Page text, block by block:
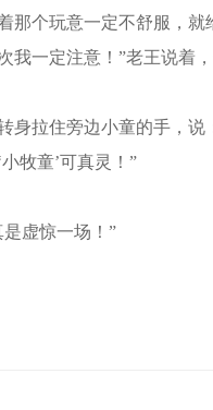
那个玩意一定不舒服，
我一定注意！”老王说着，
拉住旁边小童的手，说
牧童’可真灵！”
虚惊一场！”